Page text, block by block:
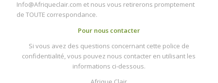
Info@Afriqueclair.com et nous vous retirerons promptement
de TOUTE correspondance.
Pour nous contacter
Si vous avez des questions concernant cette police de
confidentialité, vous pouvez nous contacter en utilisant les
informations ci-dessous.